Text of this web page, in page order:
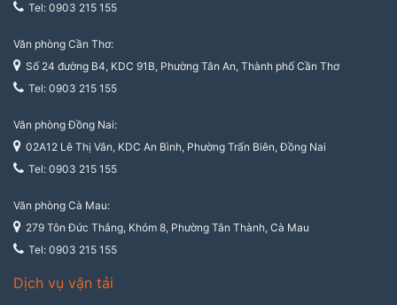
Tel: 0903 215 155
Văn phòng Cần Thơ:
Số 24 đường B4, KDC 91B, Phường Tân An, Thành phố Cần Thơ
Tel: 0903 215 155
Văn phòng Đồng Nai:
02A12 Lê Thị Vân, KDC An Bình, Phường Trấn Biên, Đồng Nai
Tel: 0903 215 155
Văn phòng Cà Mau:
279 Tôn Đức Thắng, Khóm 8, Phường Tân Thành, Cà Mau
Tel: 0903 215 155
Dịch vụ vận tải